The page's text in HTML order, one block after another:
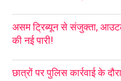
असम ट्रिब्यून से संजुक्ता,
की नई पारी!
छात्रों पर पुलिस कार्रवाई के